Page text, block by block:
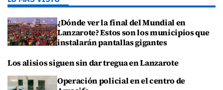
¿Dónde ver la final del Mundial en
Lanzarote? Estos son los municipios que
instalarán pantallas gigantes
Los alisios siguen sin dar tregua en Lanzarote
Operación policial en el centro de